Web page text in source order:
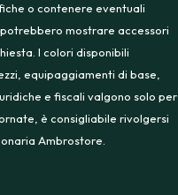
o contenere eventuali
mostrare accessori
I colori disponibili
equipaggiamenti di base,
e fiscali valgono solo per
è consigliabile rivolgersi
Ambrostore.